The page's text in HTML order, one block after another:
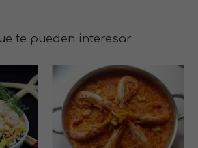
te pueden interesar